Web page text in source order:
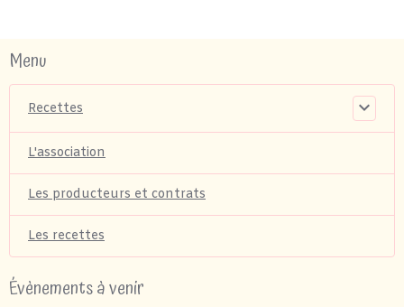
Menu
Recettes
L'association
Les producteurs et contrats
Les recettes
Évènements à venir